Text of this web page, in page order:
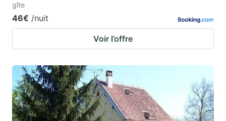
gîte
46€ /nuit
Voir l’offre